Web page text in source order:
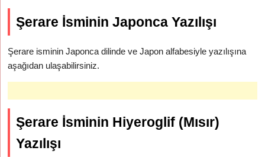
Şerare İsminin Japonca Yazılışı
Şerare isminin Japonca dilinde ve Japon alfabesiyle yazılışına
aşağıdan ulaşabilirsiniz.
Şerare İsminin Hiyeroglif (Mısır)
Yazılışı